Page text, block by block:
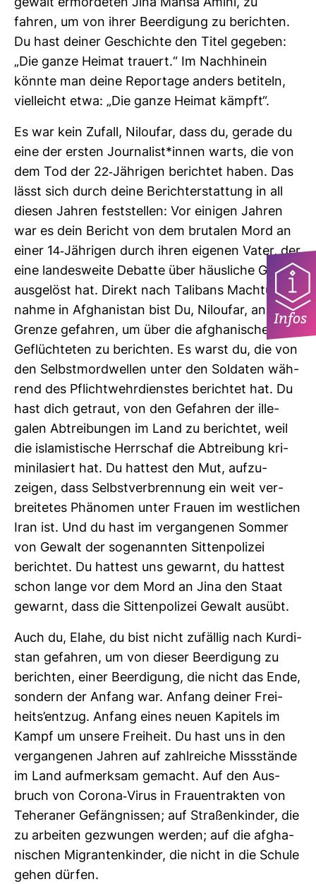
ge­walt ermor­deten Jina Mahsa Amini, zu
fahren, um von ihrer Beer­di­gung zu berichten.
Du hast deiner Geschichte den Titel gegeben:
„Die ganze Heimat trauert.“ Im Nach­hinein
könnte man deine Repor­tage anders beti­teln,
viel­leicht etwa: „Die ganze Heimat kämpft“.
Es war kein Zufall, Niloufar, dass du, gerade du
eine der ersten Jour­na­list*innen warts, die von
dem Tod der 22-​Jäh­rigen berichtet haben. Das
lässt sich durch deine Bericht­erstat­tung in all
diesen Jahren fest­stellen: Vor einigen Jahren
war es dein Bericht von dem bru­talen Mord an
einer 14-​Jäh­rigen durch ihren eigenen Vater, der
eine lan­des­weite Debatte über häus­liche Gewalt
aus­ge­löst hat. Direkt nach Tali­bans Macht­über­
nahme in Afgha­ni­stan bist Du, Niloufar, an die
Grenze gefahren, um über die afgha­ni­schen
Geflüch­teten zu berichten. Es warst du, die von
den Selbst­mord­wellen unter den Sol­daten wäh­
rend des Pflicht­wehr­dienstes berichtet hat. Du
hast dich getraut, von den Gefahren der ille­
galen Abtrei­bungen im Land zu berichtet, weil
die isla­mis­ti­sche Herr­schaf die Abtrei­bung kri­
mi­ni­la­siert hat. Du hat­test den Mut, auf­zu­
zeigen, dass Selbst­ver­bren­nung ein weit ver­
brei­tetes Phä­nomen unter Frauen im west­li­chen
Iran ist. Und du hast im ver­gan­genen Sommer
von Gewalt der soge­nannten Sit­ten­po­lizei
berichtet. Du hat­test uns gewarnt, du hat­test
schon lange vor dem Mord an Jina den Staat
gewarnt, dass die Sit­ten­po­lizei Gewalt ausübt.
Auch du, Elahe, du bist nicht zufällig nach Kur­di­
stan gefahren, um von dieser Beer­di­gung zu
berichten, einer Beer­di­gung, die nicht das Ende,
son­dern der Anfang war. Anfang deiner Frei­
heits’entzug. Anfang eines neuen Kapi­tels im
Kampf um unsere Frei­heit. Du hast uns in den
ver­gan­genen Jahren auf zahl­reiche Miss­stände
im Land auf­merksam gemacht. Auf den Aus­
bruch von Corona-​Virus in Frau­en­trakten von
Tehe­raner Gefäng­nissen; auf Stra­ßen­kinder, die
zu arbeiten gezwungen werden; auf die afgha­
ni­schen Migran­ten­kinder, die nicht in die Schule
gehen dürfen.
Infos